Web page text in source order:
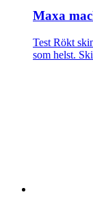
Maxa
Test Rökt
som helst.